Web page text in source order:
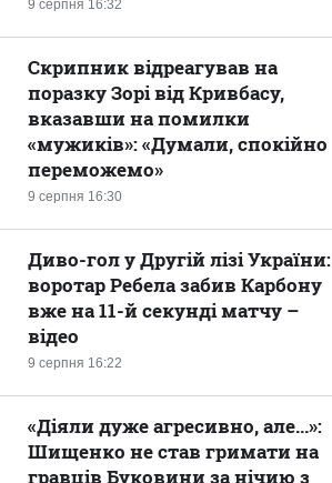
9 серпня 16:32
9 серпня 16:30
Скрипник відреагував на
поразку Зорі від Кривбасу,
вказавши на помилки
«мужиків»: «Думали, спокійно
переможемо»
9 серпня 16:22
Диво-гол у Другій лізі України:
воротар Ребела забив Карбону
вже на 11-й секунді матчу –
відео
«Діяли дуже агресивно, але...»:
Шищенко не став гримати на
гравців Буковини за нічию з